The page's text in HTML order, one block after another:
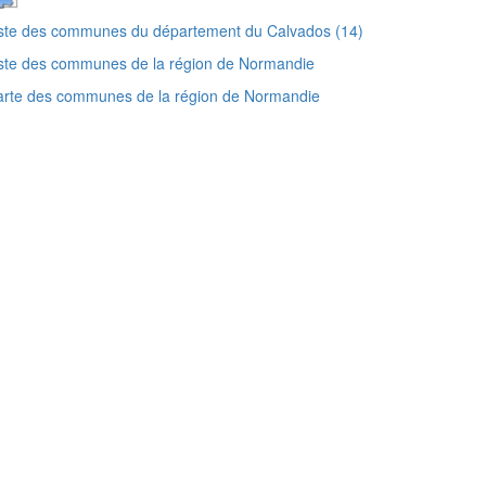
des communes du département du Calvados (14)
des communes de la région de Normandie
des communes de la région de Normandie